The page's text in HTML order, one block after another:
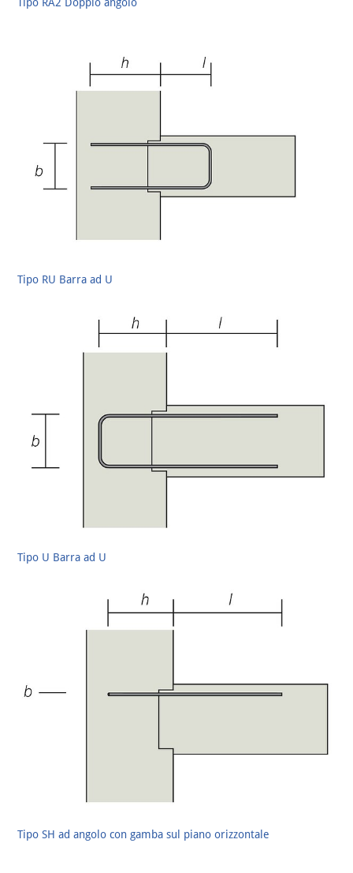
Tipo RU Barra ad U
Tipo U Barra ad U
Tipo SH ad angolo con gamba sul piano orizzontale